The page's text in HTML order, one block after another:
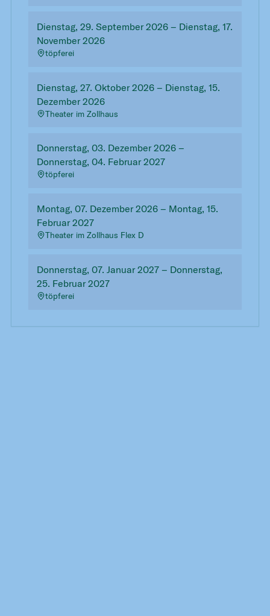
Dienstag, 29. September 2026 – Dienstag, 17.
November 2026
töpferei
Dienstag, 27. Oktober 2026 – Dienstag, 15.
Dezember 2026
Theater im Zollhaus
Donnerstag, 03. Dezember 2026 –
Donnerstag, 04. Februar 2027
töpferei
Montag, 07. Dezember 2026 – Montag, 15.
Februar 2027
Theater im Zollhaus Flex D
Donnerstag, 07. Januar 2027 – Donnerstag,
25. Februar 2027
töpferei